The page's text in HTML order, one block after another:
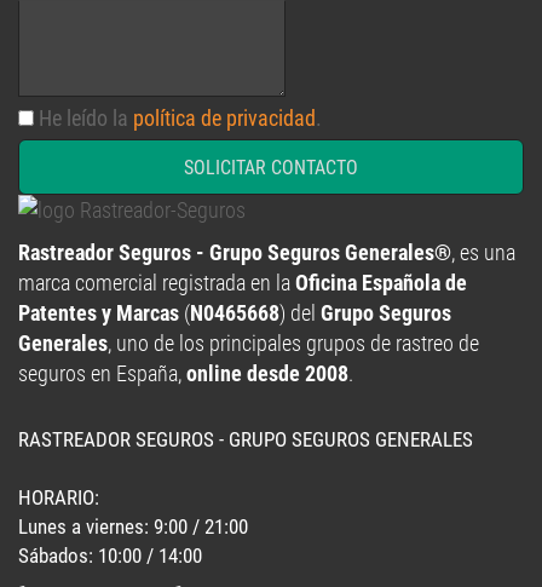
He leído la política de privacidad.
SOLICITAR CONTACTO
Rastreador Seguros - Grupo Seguros Generales®, es una
marca comercial registrada en laOficina Española de
Patentes y Marcas (N0465668) del Grupo Seguros
Generales, uno de los principales grupos de rastreo de
seguros en España,online desde 2008.
RASTREADOR SEGUROS - GRUPO SEGUROS GENERALES
HORARIO:
Lunes a viernes: 9:00 / 21:00
Sábados: 10:00 / 14:00